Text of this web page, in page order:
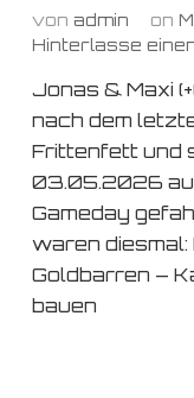
vonadmin on
Hinterlasse
Jonas & Maxi
nach dem
Frittenfett und
03.05.2026
Gameday
waren diesmal:
Goldbarren –
bauen